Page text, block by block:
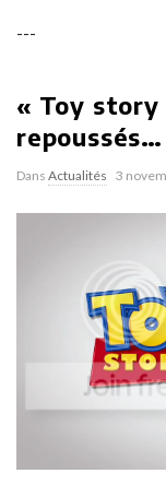
---
« Toy story
repoussés…
Dans Actualités 3